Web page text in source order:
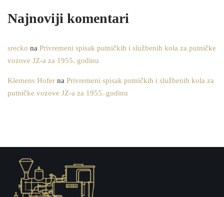
Najnoviji komentari
srecko na Privremeni spisak putničkih i službenih kola za putničke
vozove JZ-a za 1955. godinu
Klemens Hofer na Privremeni spisak putničkih i službenih kola za
putničke vozove JZ-a za 1955. godinu